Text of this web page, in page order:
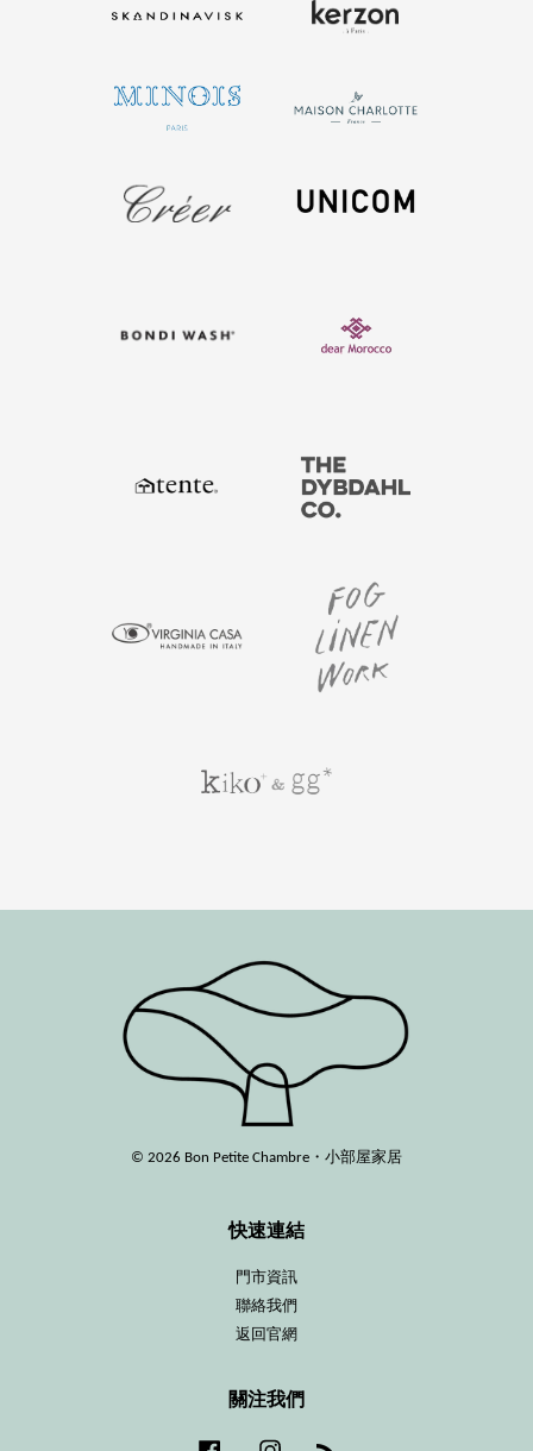
© 2026 Bon Petite Chambre・小部屋家居
快速連結
門市資訊
聯絡我們
返回官網
關注我們
Facebook Instagram